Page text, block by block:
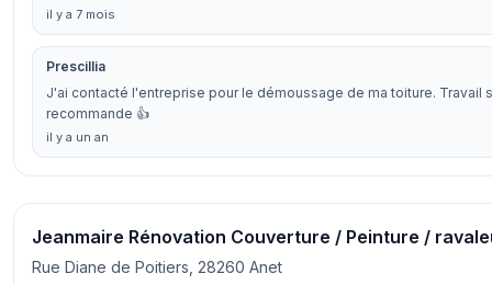
il y a 7 mois
Prescillia
J'ai contacté l'entreprise pour le démoussage de ma toiture. Travail
recommande 👍
il y a un an
Jeanmaire Rénovation Couverture / Peinture /
Rue Diane de Poitiers, 28260 Anet